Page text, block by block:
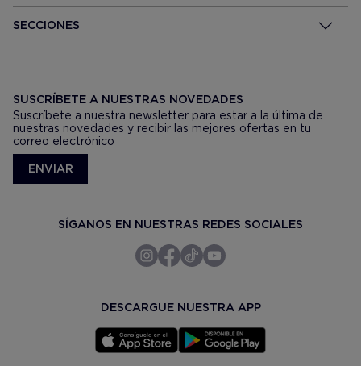
SECCIONES
SUSCRÍBETE A NUESTRAS NOVEDADES
Suscríbete a nuestra newsletter para estar a la última de
nuestras novedades y recibir las mejores ofertas en tu
correo electrónico
ENVIAR
SÍGANOS EN NUESTRAS REDES SOCIALES
DESCARGUE NUESTRA APP